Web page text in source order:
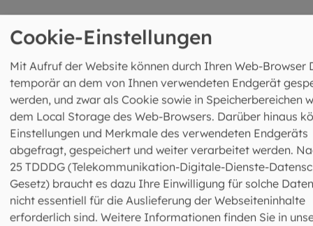
© Bogdan Dumitru /
Kontakt
© Lennart Preiss / EOM
Pressefotos und Downloads
Cookie-Einstellungen
Mit Aufruf der Website können durch Ihren Web-Browser
temporär an dem von Ihnen verwendeten Endgerät
werden, und zwar als Cookie sowie in Speicherbereichen
dem Local Storage des Web-Browsers. Darüber hinaus
Einstellungen und Merkmale des verwendeten Endgeräts
abgefragt, gespeichert und weiter verarbeitet werden.
25 TDDDG (Telekommunikation-Digitale-Dienste-
Gesetz) braucht es dazu Ihre Einwilligung für solche
nicht essentiell für die Auslieferung der Webseiteninhalte
erforderlich sind. Weitere Informationen finden Sie in